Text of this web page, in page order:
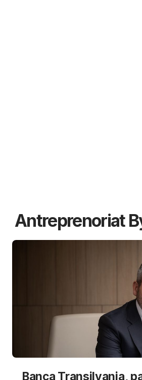
Antreprenoriat
Banca Transilvania,